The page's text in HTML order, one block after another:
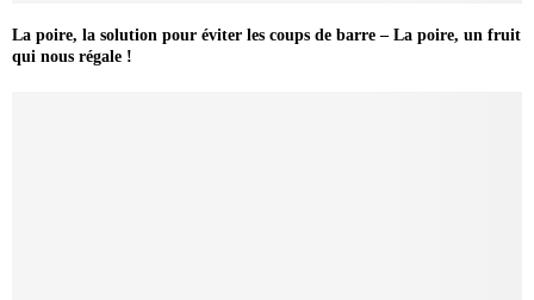
La poire, la solution pour éviter les coups de barre – La poire, un fruit
qui nous régale !